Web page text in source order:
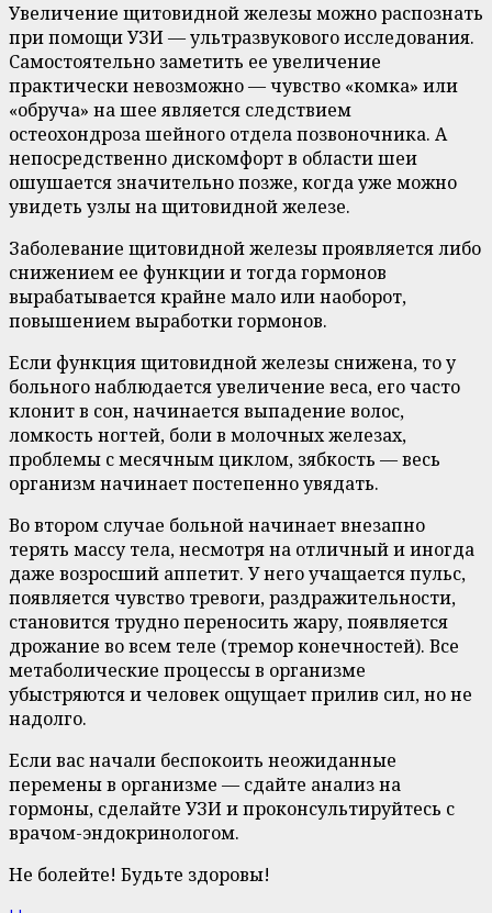
Увеличение щитовидной железы можно распознать
при помощи УЗИ — ультразвукового исследования.
Самостоятельно заметить ее увеличение
практически невозможно — чувство «комка» или
«обруча» на шее является следствием
остеохондроза шейного отдела позвоночника. А
непосредственно дискомфорт в области шеи
ошушается значительно позже, когда уже можно
увидеть узлы на щитовидной железе.
Заболевание щитовидной железы проявляется либо
снижением ее функции и тогда гормонов
вырабатывается крайне мало или наоборот,
повышением выработки гормонов.
Если функция щитовидной железы снижена, то у
больного наблюдается увеличение веса, его часто
клонит в сон, начинается выпадение волос,
ломкость ногтей, боли в молочных железах,
проблемы с месячным циклом, зябкость — весь
организм начинает постепенно увядать.
Во втором случае больной начинает внезапно
терять массу тела, несмотря на отличный и иногда
даже возросший аппетит. У него учащается пульс,
появляется чувство тревоги, раздражительности,
становится трудно переносить жару, появляется
дрожание во всем теле (тремор конечностей). Все
метаболические процессы в организме
убыстряются и человек ощущает прилив сил, но не
надолго.
Если вас начали беспокоить неожиданные
перемены в организме — сдайте анализ на
гормоны, сделайте УЗИ и проконсультируйтесь с
врачом-эндокринологом.
Не болейте! Будьте здоровы!